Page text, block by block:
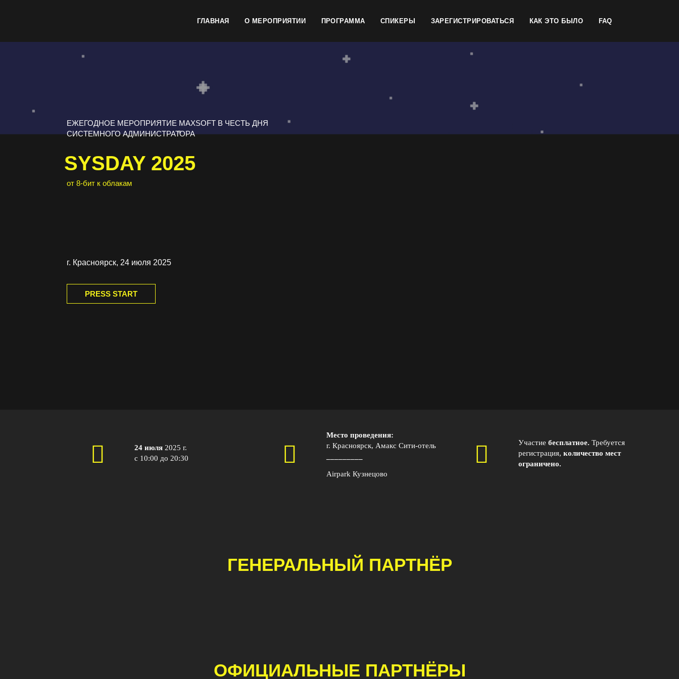
ГЛАВНАЯ О МЕРОПРИЯТИИ ПРОГРАММА СПИКЕРЫ ЗАРЕГИСТРИРОВАТЬСЯ КАК ЭТО БЫЛО FAQ
ЕЖЕГОДНОЕ МЕРОПРИЯТИЕ MAXSOFT В ЧЕСТЬ ДНЯ
СИСТЕМНОГО АДМИНИСТРАТОРА
SYSDAY 2025
от 8-бит к облакам
г. Красноярск, 24 июля 2025
PRESS START
24 июля2025 г.
с 10:00 до 20:30
Место проведения:
г. Красноярск, Амакс Сити-отель
Airpark Кузнецово
Участие бесплатное. Требуется
регистрация, количество мест
ограничено.
ГЕНЕРАЛЬНЫЙ ПАРТНЁР
ОФИЦИАЛЬНЫЕ ПАРТНЁРЫ